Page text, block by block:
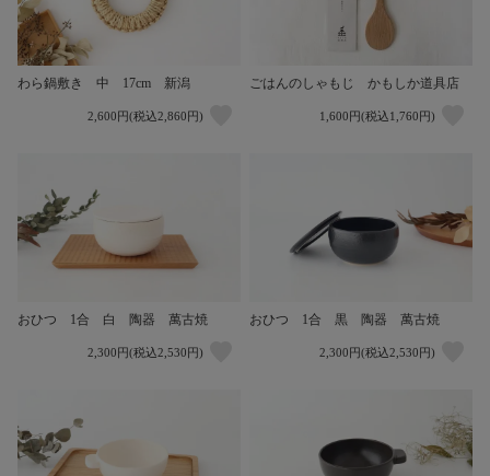
わら鍋敷き 中 17cm 新潟
2,600円(税込2,860円)
ごはんのしゃもじ かもしか道具店
1,600円(税込1,760円)
おひつ 1合 白 陶器 萬古焼
2,300円(税込2,530円)
おひつ 1合 黒 陶器 萬古焼
2,300円(税込2,530円)